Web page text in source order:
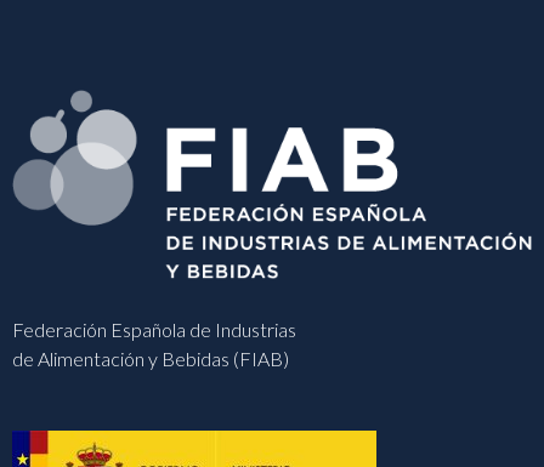
Federación Española de Industrias
de Alimentación y Bebidas (FIAB)